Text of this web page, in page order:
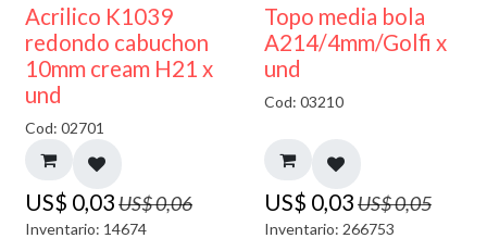
50% DESCUENTO
Acrilico K1039
redondo cabuchon
10mm cream H21 x
und
Cod: 02701
US$ 0,03US$0,06
Inventario: 14674
40% DESCUENTO
Topo media bola
A214/4mm/Golfi x
und
Cod: 03210
US$ 0,03US$0,05
Inventario: 266753